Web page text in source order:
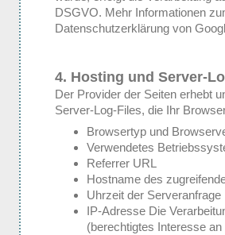
DSGVO. Mehr Informationen
Datenschutzerklärung von
4. Hosting und Server-
Der Provider der Seiten erhebt
Server-Log-Files, die Ihr
Browsertyp und
Verwendetes
Referrer URL
Hostname des
Uhrzeit der Serveranfrage
IP-Adresse Die
(berechtigtes Interesse